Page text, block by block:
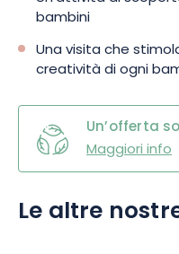
bambini
Una visita che
creatività di ogni
Un’offerta
Maggiori info
Le altre